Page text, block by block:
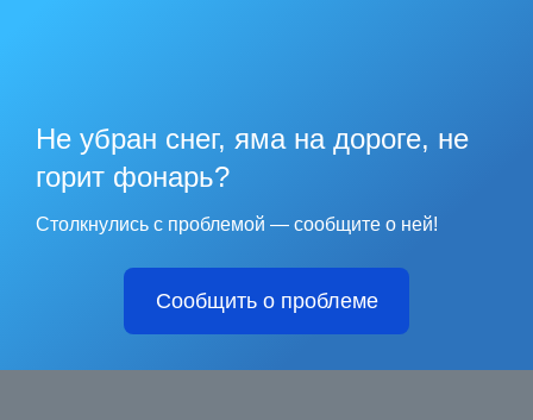
Не убран снег, яма на дороге, не
горит фонарь?
Столкнулись с проблемой — сообщите о ней!
Сообщить о проблеме